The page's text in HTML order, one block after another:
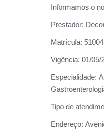
Informamos o
Prestador:
Matrícula:
Vigência: 01/05/
Especialidade:
Tipo de
Endereço: